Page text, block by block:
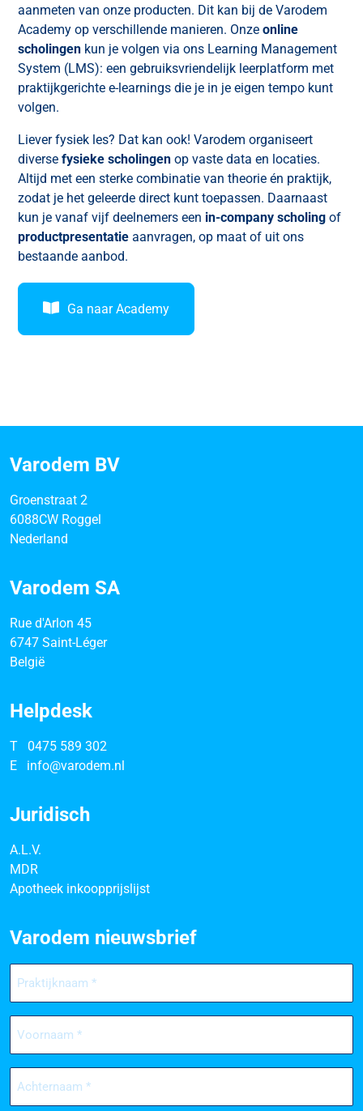
aanmeten van onze producten. Dit kan bij de Varodem
Academy op verschillende manieren. Onze online
scholingen kun je volgen via ons Learning Management
System (LMS): een gebruiksvriendelijk leerplatform met
praktijkgerichte e-learnings die je in je eigen tempo kunt
volgen.
Liever fysiek les? Dat kan ook! Varodem organiseert
diverse fysieke scholingen op vaste data en locaties.
Altijd met een sterke combinatie van theorie én praktijk,
zodat je het geleerde direct kunt toepassen. Daarnaast
kun je vanaf vijf deelnemers een in-company scholing of
productpresentatie aanvragen, op maat of uit ons
bestaande aanbod.
Ga naar Academy
Varodem BV
Groenstraat 2
6088CW Roggel
Nederland
Varodem SA
Rue d'Arlon 45
6747 Saint-Léger
België
Helpdesk
T
0475 589 302
E
info@varodem.nl
Juridisch
A.L.V.
MDR
Apotheek inkoopprijslijst
Varodem nieuwsbrief
Praktijknaam
(Vereist)
Voornaam
(Vereist)
Achternaam
(Vereist)